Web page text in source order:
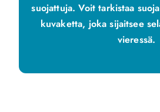
suojattuja. Voit tarkistaa
kuvaketta, joka sijaitsee
vieressä.